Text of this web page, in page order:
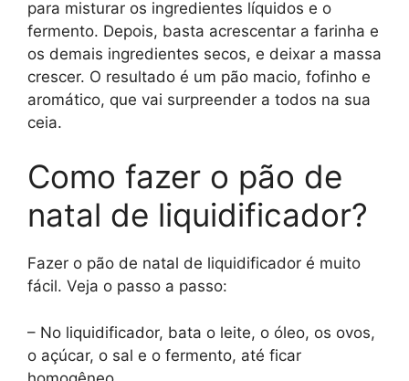
para misturar os ingredientes líquidos e o
fermento. Depois, basta acrescentar a farinha e
os demais ingredientes secos, e deixar a massa
crescer. O resultado é um pão macio, fofinho e
aromático, que vai surpreender a todos na sua
ceia.
Como fazer o pão de
natal de liquidificador?
Fazer o pão de natal de liquidificador é muito
fácil. Veja o passo a passo:
– No liquidificador, bata o leite, o óleo, os ovos,
o açúcar, o sal e o fermento, até ficar